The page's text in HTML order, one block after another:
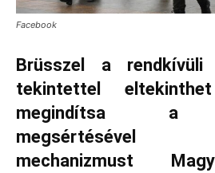
Facebook
Brüsszel a rendkívüli
tekintettel
megindítsa a
megsértésével
mechanizmust